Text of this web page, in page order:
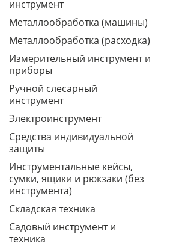
инструмент
Металлообработка (машины)
Металлообработка (расходка)
Измерительный инструмент и
приборы
Ручной слесарный
инструмент
Электроинструмент
Средства индивидуальной
защиты
Инструментальные кейсы,
сумки, ящики и рюкзаки (без
инструмента)
Складская техника
Садовый инструмент и
техника